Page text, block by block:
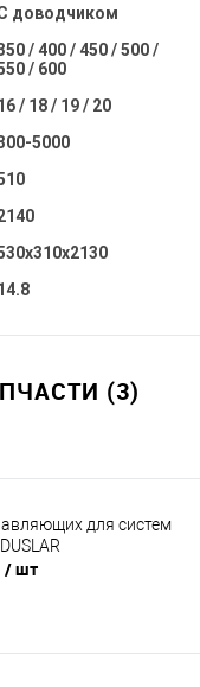
доводчиком
/ 400 / 450 / 500 /
/ 600
/ 18 / 19 / 20
5000
(3)
для систем
/ шт